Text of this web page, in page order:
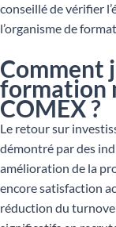
conseillé de vérifier
l’organisme de
Comment
formation
COMEX ?
Le retour sur
démontré par des
amélioration de la
encore satisfaction
réduction du